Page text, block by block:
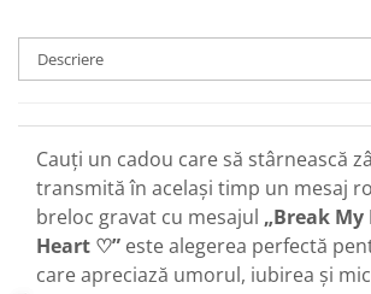
Descriere
Cauți un cadou care să stârnească
transmită în același timp un mesaj
breloc gravat cu mesajul „Break
Heart ♡” este alegerea perfectă
care apreciază umorul, iubirea și